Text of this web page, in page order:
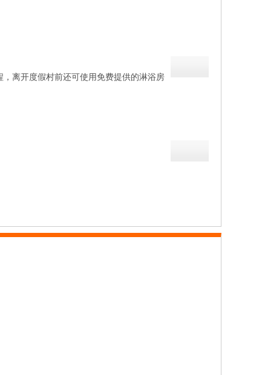
离开度假村前还可使用免费提供的淋浴房